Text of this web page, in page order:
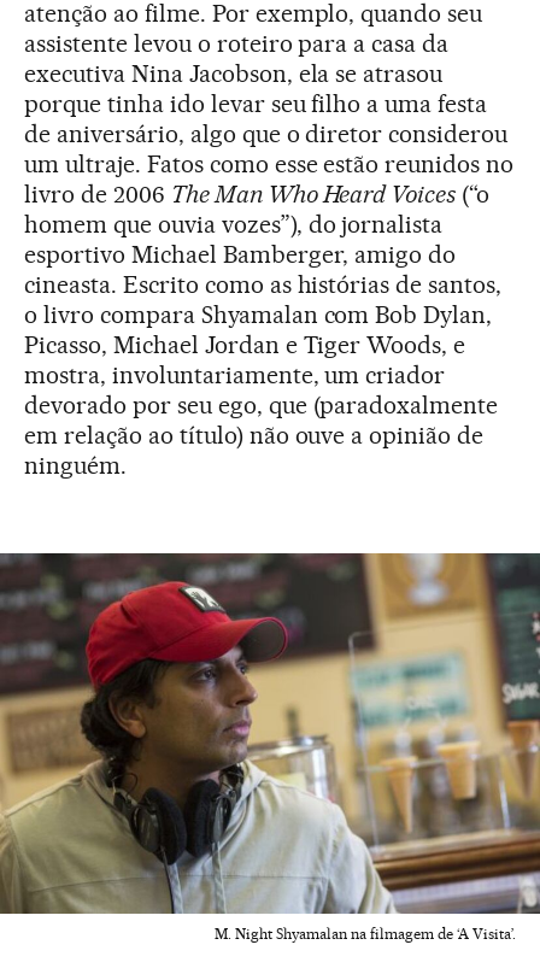
atenção ao filme. Por exemplo, quando seu
assistente levou o roteiro para a casa da
executiva Nina Jacobson, ela se atrasou
porque tinha ido levar seu filho a uma festa
de aniversário, algo que o diretor considerou
um ultraje. Fatos como esse estão reunidos no
livro de 2006 The Man Who Heard Voices (“o
homem que ouvia vozes”), do jornalista
esportivo Michael Bamberger, amigo do
cineasta. Escrito como as histórias de santos,
o livro compara Shyamalan com Bob Dylan,
Picasso, Michael Jordan e Tiger Woods, e
mostra, involuntariamente, um criador
devorado por seu ego, que (paradoxalmente
em relação ao título) não ouve a opinião de
ninguém.
M. Night Shyamalan na filmagem de ‘A Visita’.